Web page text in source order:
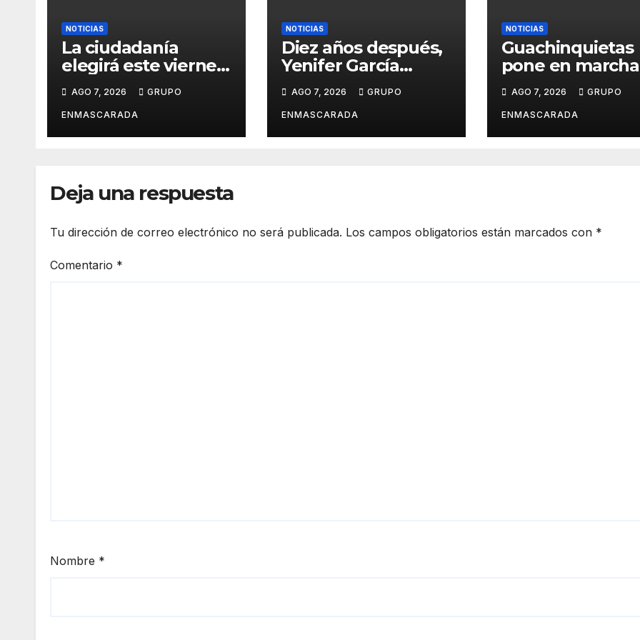
NOTICIAS
La ciudadanía
elegirá este viernes
Carnaval de Las
Palmas de Gran
Canaria 2027 en
Televisión Canaria
AGO 7, 2026 GRUPO
ENMASCARADA
NOTICIAS
Diez años después,
Yenifer García
carnavalero en el
vídeo de
presentación de
AGO 7, 2026 GRUPO
ENMASCARADA
NOTICIAS
Guachinquietas
pone en
repertorio para
Carnaval 2027
AGO 7, 2026 GRUPO
ENMASCARADA
Deja una respuesta
Tu dirección de correo electrónico no será publicada. Los campos obligatorios están marcados con *
Comentario *
Nombre *